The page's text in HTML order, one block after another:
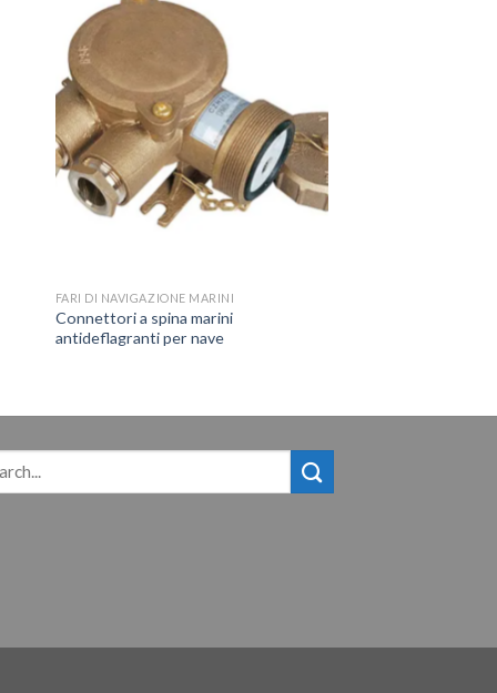
FARI DI NAVIGAZIONE MARINI
Connettori a spina marini
antideflagranti per nave